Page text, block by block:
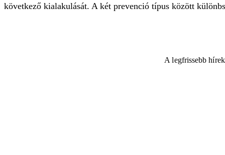
következő kialakulását. A két prevenció típus között
A legfrissebb